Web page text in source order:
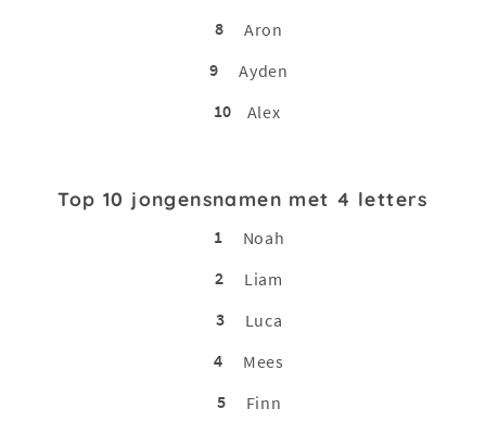
8
Aron
9
Ayden
10
Alex
Top 10 jongensnamen met 4 letters
1
Noah
2
Liam
3
Luca
4
Mees
5
Finn